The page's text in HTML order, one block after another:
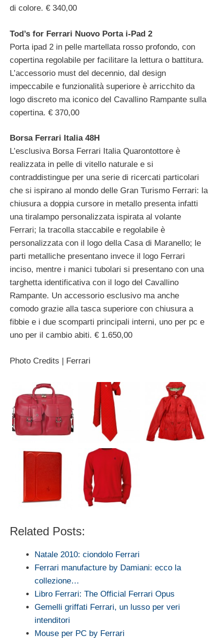
di colore. € 340,00
Tod’s for Ferrari Nuovo Porta i-Pad 2
Porta ipad 2 in pelle martellata rosso profondo, con
copertina regolabile per facilitare la lettura o battitura.
L’accessorio must del decennio, dal design
impeccabile e funzionalità superiore è arricchito da
logo discreto ma iconico del Cavallino Rampante sulla
copertina. € 370,00
Borsa Ferrari Italia 48H
L’esclusiva Borsa Ferrari Italia Quarontottore è
realizzata in pelle di vitello naturale e si
contraddistingue per una serie di ricercati particolari
che si ispirano al mondo delle Gran Turismo Ferrari: la
chiusura a doppia cursore in metallo presenta infatti
una tiralampo personalizzata ispirata al volante
Ferrari; la tracolla staccabile e regolabile è
personalizzata con il logo della Casa di Maranello; le
parti metalliche presentano invece il logo Ferrari
inciso, mentre i manici tubolari si presentano con una
targhetta identificativa con il logo del Cavallino
Rampante. Un accessorio esclusivo ma anche
comodo grazie alla tasca superiore con chiusura a
fibbie e i due scomparti principali interni, uno per pc e
uno per il cambio abiti. € 1.650,00
Photo Credits | Ferrari
Related Posts:
Natale 2010: ciondolo Ferrari
Ferrari manufacture by Damiani: ecco la
collezione…
Libro Ferrari: The Official Ferrari Opus
Gemelli griffati Ferrari, un lusso per veri
intenditori
Mouse per PC by Ferrari